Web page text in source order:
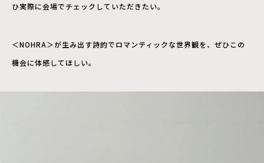
ひ実際に会場でチェックしていただきたい。
＜NOHRA＞が生み出す詩的でロマンティックな世界観を、ぜひこの
機会に体感してほしい。